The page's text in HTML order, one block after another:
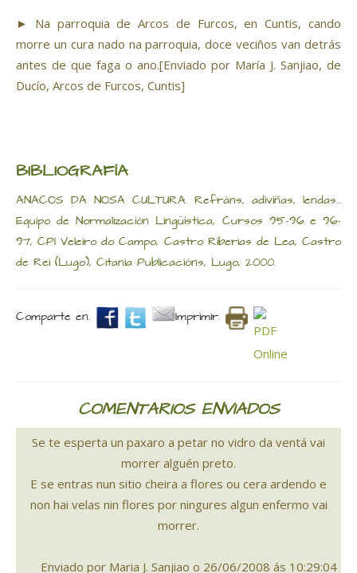
► Na parroquia de Arcos de Furcos, en Cuntis, cando
morre un cura nado na parroquia, doce veciños van detrás
antes de que faga o ano.[Enviado por María J. Sanjiao, de
Ducío, Arcos de Furcos, Cuntis]
BIBLIOGRAFÍA
ANACOS DA NOSA CULTURA. Refráns, adiviñas, lendas...
Equipo de Normalización Lingüística, Cursos 95-96 e 96-
97, CPI Veleiro do Campo, Castro Riberias de Lea, Castro
de Rei (Lugo), Citania Publicacións, Lugo, 2000.
Comparte en. Imprimir.
COMENTARIOS ENVIADOS
Se te esperta un paxaro a petar no vidro da ventá vai
morrer alguén preto.
E se entras nun sitio cheira a flores ou cera ardendo e
non hai velas nin flores por ningures algun enfermo vai
morrer.
Enviado por Maria J. Sanjiao o 26/06/2008 ás 10:29:04